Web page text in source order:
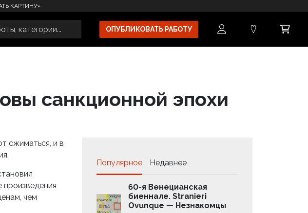
КАРТИНУ»
ОПУБЛИКОВАТЬ РАБОТУ
санкционной эпохи
сжиматься, и в
произведения
чем
Популярное Недавнее
60-я Венецианская
биеннале. Stranieri
Ovunque — Незнакомцы